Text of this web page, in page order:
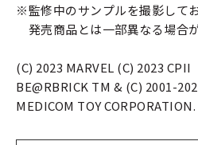
※監修中のサンプルを撮影してお
発売商品とは一部異なる場合
(C) 2023 MARVEL (C) 2023 CPII
BE@RBRICK TM & (C) 2001-
MEDICOM TOY